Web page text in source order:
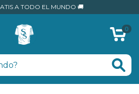
A TODO EL MUNDO 🚚
0